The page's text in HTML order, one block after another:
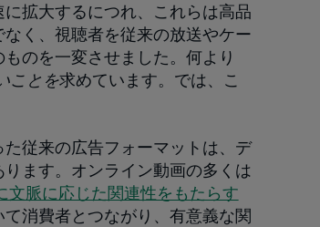
拡大するにつれ、これらは高品
く、視聴者を従来の放送やケー
のを一変させました。何より
ことを求めています。では、こ
従来の広告フォーマットは、デ
ます。オンライン動画の多くは
文脈に応じた関連性をもたらす
消費者とつながり、有意義な関